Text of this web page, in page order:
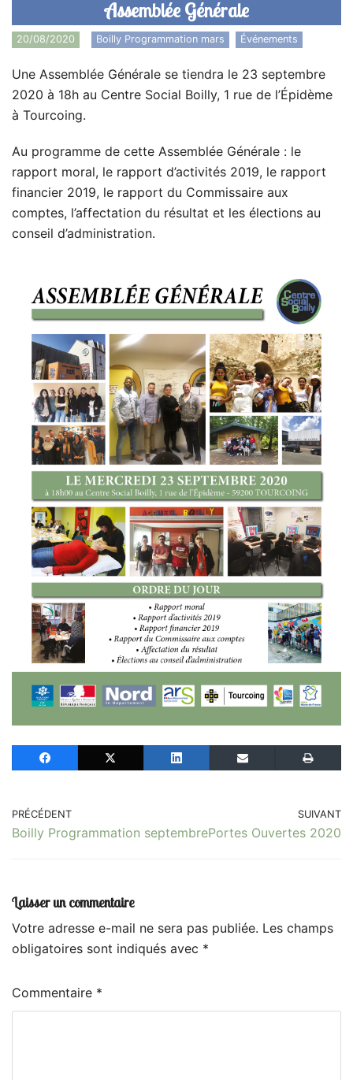
Assemblée Générale
20/08/2020 Boilly Programmation mars Événements
Une Assemblée Générale se tiendra le 23 septembre
2020 à 18h au Centre Social Boilly, 1 rue de l’Épidème
à Tourcoing.
Au programme de cette Assemblée Générale : le
rapport moral, le rapport d’activités 2019, le rapport
financier 2019, le rapport du Commissaire aux
comptes, l’affectation du résultat et les élections au
conseil d’administration.
PRÉCÉDENT
Boilly Programmation septembre
SUIVANT
Portes Ouvertes 2020
Laisser un commentaire
Votre adresse e-mail ne sera pas publiée. Les champs
obligatoires sont indiqués avec *
Commentaire *